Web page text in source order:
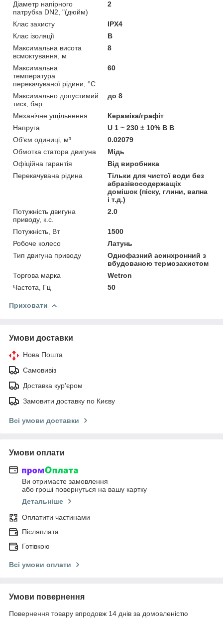
Діаметр напірного
патрубка DN2, "(дюйм)
2
Клас захисту
IPX4
Клас ізоляції
B
Максимальна висота
всмоктування, м
8
Максимальна
температура
перекачуваної рідини, °C
60
Максимально допустимий
тиск, бар
до 8
Механічне ущільнення
Кераміка/графіт
Напруга
U 1 ~ 230 ± 10% В В
Об'єм одиниці, м³
0.02079
Обмотка статора двигуна
Мідь
Офіційна гарантія
Від виробника
Перекачувана рідина
Тільки для чистої води без
абразівосодержащіх
домішок (піску, глини, вапна
і т.д.)
Потужність двигуна
приводу, к.с.
2.0
Потужність, Вт
1500
Робоче колесо
Латунь
Тип двигуна приводу
Однофазний асинхронний з
вбудованою термозахистом
Торгова марка
Wetron
Частота, Гц
50
Приховати
Умови доставки
Нова Пошта
Самовивіз
Доставка кур'єром
Замовити доставку по Києву
Всі умови доставки
Умови оплати
Ви отримаєте замовлення
або гроші повернуться на вашу картку
Детальніше
Оплатити частинами
Післяплата
Готівкою
Всі умови оплати
Умови повернення
Повернення товару впродовж 14 днів за домовленістю